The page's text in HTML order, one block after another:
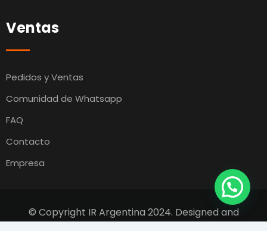
Ventas
Pedidos y Ventas
Comunidad de Whatsapp
FAQ
Contacto
Empresa
© Copyright IR Argentina 2024. Designed and